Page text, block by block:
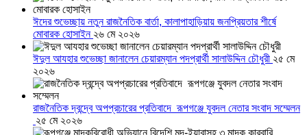
ঈদের শুভেচ্ছায় নতুন রাজনৈতিক বার্তা, কালাপাহাড়িয়ায় জনপ্রিয়তার শীর্ষে
মোবারক হোসাইন ২৬ মে ২০২৬
ঈদুল আযহার শুভেচ্ছা জানালেন চেয়ারম্যান পদপ্রার্থী সালাউদ্দিন চৌধুরী ২৫ মে
২০২৬
রাজনৈতিক দ্বন্দ্বে অপপ্রচারের প্রতিবাদে ‎রূপগঞ্জে যুবদল নেতার সংবাদ সম্মেলন
২৫ মে ২০২৬